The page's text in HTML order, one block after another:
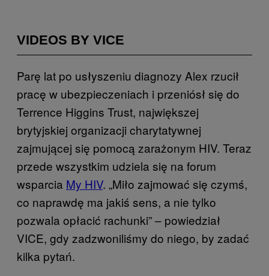
VIDEOS BY VICE
Parę lat po usłyszeniu diagnozy Alex rzucił
pracę w ubezpieczeniach i przeniósł się do
Terrence Higgins Trust, największej
brytyjskiej organizacji charytatywnej
zajmującej się pomocą zarażonym HIV. Teraz
przede wszystkim udziela się na forum
wsparcia My HIV. „Miło zajmować się czymś,
co naprawdę ma jakiś sens, a nie tylko
pozwala opłacić rachunki” – powiedział
VICE, gdy zadzwoniliśmy do niego, by zadać
kilka pytań.